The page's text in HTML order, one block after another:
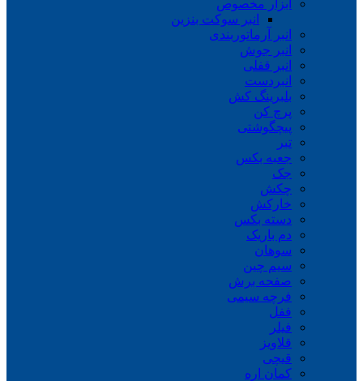
ابزار مخصوص
انبر سوکت بنزین
انبر آرماتوربندی
انبر جوش
انبر قفلی
انبردست
بلبرینگ کش
پرچ کن
پیچگوشتی
تبر
جعبه بکس
جک
چکش
خارکش
دسته بکس
دم باریک
سوهان
سیم چین
صفحه برش
فرچه سیمی
ففل
فیلر
قلاویز
قیچی
کمان اره